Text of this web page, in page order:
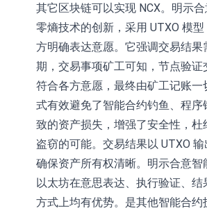
其它区块链可以实现 NCX。明示
零熵技术的创新，采用 UTXO 模
方明确表达意愿。它强调交易结果
期，交易事项矿工可知，节点验证
符合各方意愿，最终由矿工记账一
式有效避免了智能合约钓鱼、程序
致的资产损失，增强了安全性，杜
盗窃的可能。交易结果以 UTXO 输
确保资产所有权清晰。明示合意智
以太坊在意思表达、执行验证、结
方式上均有优势。是其他智能合约